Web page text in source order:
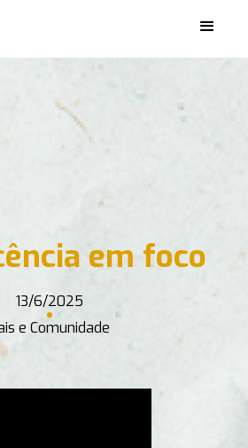
em foco
13/6/2025
e Comunidade